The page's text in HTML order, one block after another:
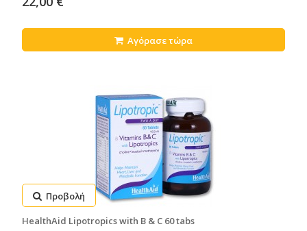
Αγόρασε τώρα
Προβολή
HealthAid Lipotropics with B & C 60 tabs